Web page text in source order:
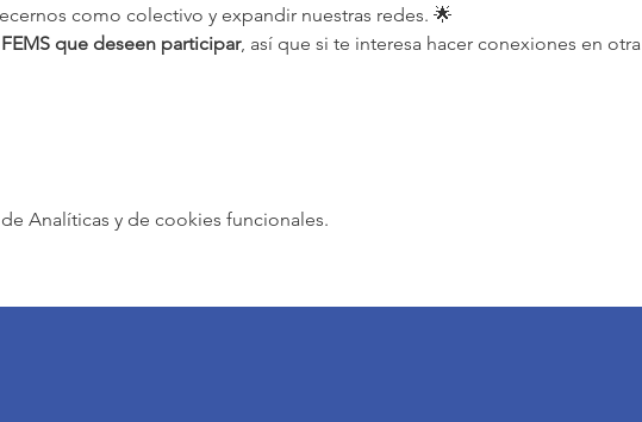
como colectivo y expandir nuestras redes. 🌟
que deseen participar, así que si te interesa hacer conexiones en otra
Analíticas y de cookies funcionales.